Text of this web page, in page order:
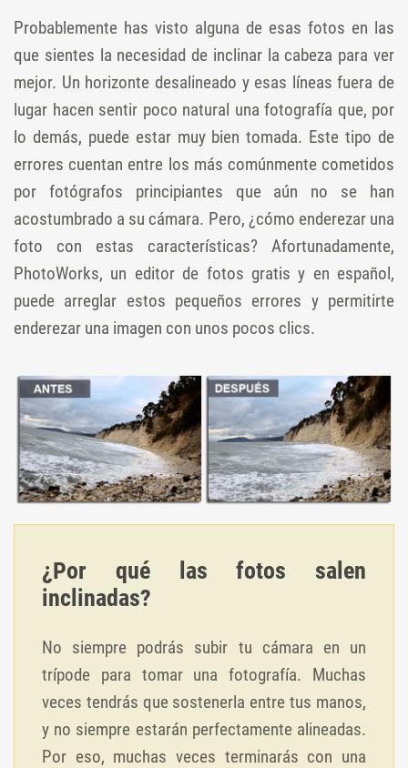
Probablemente has visto alguna de esas fotos en las
que sientes la necesidad de inclinar la cabeza para ver
mejor. Un horizonte desalineado y esas líneas fuera de
lugar hacen sentir poco natural una fotografía que, por
lo demás, puede estar muy bien tomada. Este tipo de
errores cuentan entre los más comúnmente cometidos
por fotógrafos principiantes que aún no se han
acostumbrado a su cámara. Pero, ¿cómo enderezar una
foto con estas características? Afortunadamente,
PhotoWorks, un editor de fotos gratis y en español,
puede arreglar estos pequeños errores y permitirte
enderezar una imagen con unos pocos clics.
¿Por qué las fotos salen
inclinadas?
No siempre podrás subir tu cámara en un
trípode para tomar una fotografía. Muchas
veces tendrás que sostenerla entre tus manos,
y no siempre estarán perfectamente alineadas.
Por eso, muchas veces terminarás con una